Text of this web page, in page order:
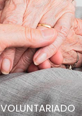
VOLUNTARIADO